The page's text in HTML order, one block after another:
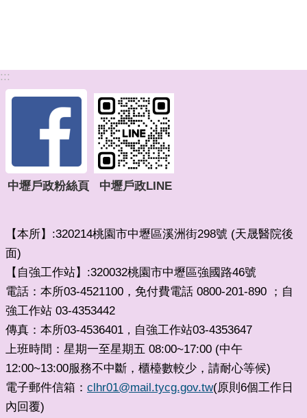
:::
中壢戶政粉絲頁 中壢戶政LINE
【本所】:320214桃園市中壢區溪洲街298號 (天晟醫院後
面)
【自強工作站】:320032桃園市中壢區強國路46號
電話：本所03-4521100，免付費電話 0800-201-890 ；自
強工作站 03-4353442
傳真：本所03-4536401 ， 自強工作站03-4353647
上班時間：星期一至星期五 08:00~17:00 (中午
12:00~13:00服務不中斷，櫃檯數較少，請耐心等候)
電子郵件信箱： clhr01@mail.tycg.gov.tw(原則6個工作日
內回覆)